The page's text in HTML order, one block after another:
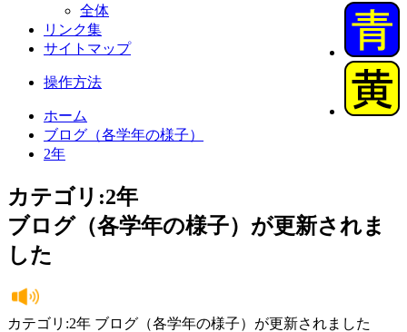
全体
リンク集
サイトマップ
操作方法
ホーム
ブログ（各学年の様子）
2年
カテゴリ:2年
ブログ（各学年の様子）が更新されま
した
カテゴリ:2年 ブログ（各学年の様子）が更新されました